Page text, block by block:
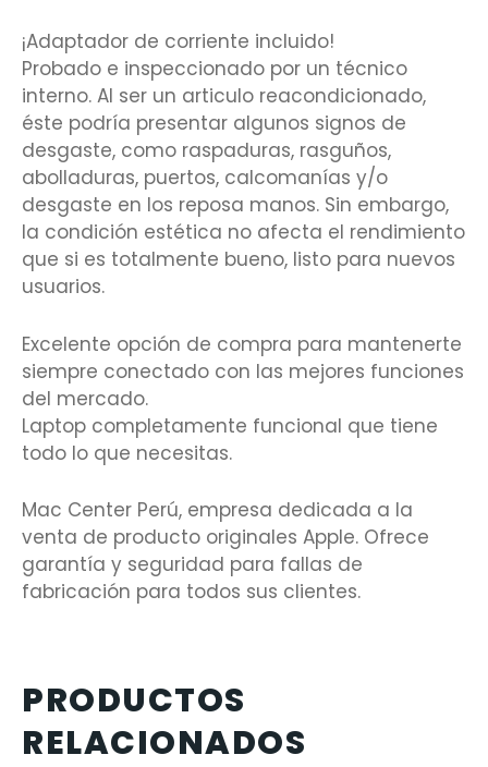
¡Adaptador de corriente incluido!
Probado e inspeccionado por un técnico
interno. Al ser un articulo reacondicionado,
éste podría presentar algunos signos de
desgaste, como raspaduras, rasguños,
abolladuras, puertos, calcomanías y/o
desgaste en los reposa manos. Sin embargo,
la condición estética no afecta el rendimiento
que si es totalmente bueno, listo para nuevos
usuarios.
Excelente opción de compra para mantenerte
siempre conectado con las mejores funciones
del mercado.
Laptop completamente funcional que tiene
todo lo que necesitas.
Mac Center Perú, empresa dedicada a la
venta de producto originales Apple. Ofrece
garantía y seguridad para fallas de
fabricación para todos sus clientes.
PRODUCTOS
RELACIONADOS